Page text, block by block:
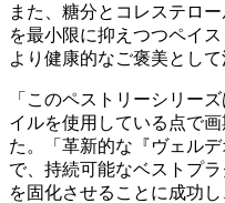
また、糖分とコレステロ
を最小限に抑えつつペイ
より健康的なご褒美とし
「このペストリーシリー
イルを使用している点で
た。「革新的な『ヴェル
で、持続可能なベストプ
を固化させることに成功